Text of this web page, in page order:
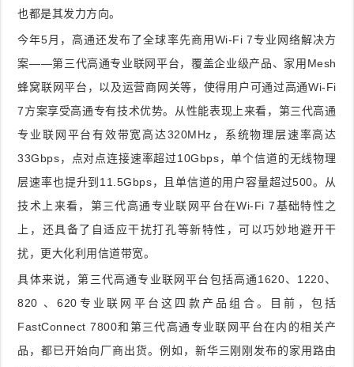
也都是其发力方向。
今年5月，高通还发布了全球率先商用Wi-Fi 7专业网络解决方
案——第三代高通专业联网平台，覆盖企业级产品、家用Mesh
蜂窝联网平台，以及运营商网关等，使得用户可通过高通Wi-Fi
7方案享受高通专有技术优势。从性能表现上来看，第三代高通
专业联网平台有效带宽高达320MHz，系统物理层速率高达
33Gbps，点对点连接速率超过10Gbps，单个信道的无线物理
层速率也提升到11.5Gbps，且单信道的用户容量超过500。从
技术上来看，第三代高通专业联网平台在Wi-Fi 7基础特性之
上，还具备了自适应干扰打孔等新特性，可以巧妙地避开干
扰，更大化利用信道带宽。
具体来说，第三代高通专业联网平台包括高通1620、1220、
820 、620专业联网平台这四款产品组合。目前，包括
FastConnect 7800和第三代高通专业联网平台在内的相关产
品，都已开始向厂商出货。例如，新华三刚刚发布的家用路由